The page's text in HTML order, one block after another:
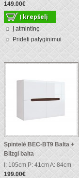
149.00€
Į atmintinę
Pridėti palyginimui
Spintelė BEC-BT9 Balta +
Blizgi balta
I: 105cm P: 41cm A: 84cm
199.00€